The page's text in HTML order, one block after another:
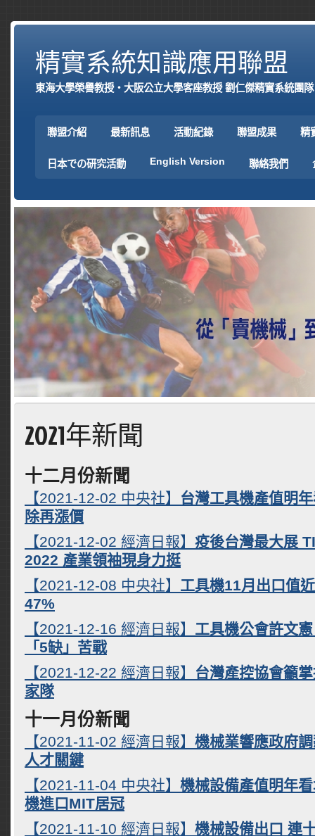
精實系統知識應用聯盟
東海大學榮譽教授‧大阪公立大學客座教授 劉仁傑精實系統團隊
聯盟介紹 最新訊息 活動紀錄 聯盟成果 精
日本での研究活動 English Version 聯絡我們
2021年新聞
十二月份新聞
【2021-12-02 中央社】 台灣工具機產值明
除再漲價
【2021-12-02 經濟日報】 疫後台灣最大展
2022 產業領袖現身力挺
【2021-12-08 中央社】 工具機11月出口值
47%
【2021-12-16 經濟日報】 工具機公會許文
「5缺」苦戰
【2021-12-22 經濟日報】 台灣產控協會籲
家隊
十一月份新聞
【2021-11-02 經濟日報】 機械業響應政府
人才關鍵
【2021-11-04 中央社】 機械設備產值明年
機進口MIT居冠
【2021-11-10 經濟日報】 機械設備出口 連